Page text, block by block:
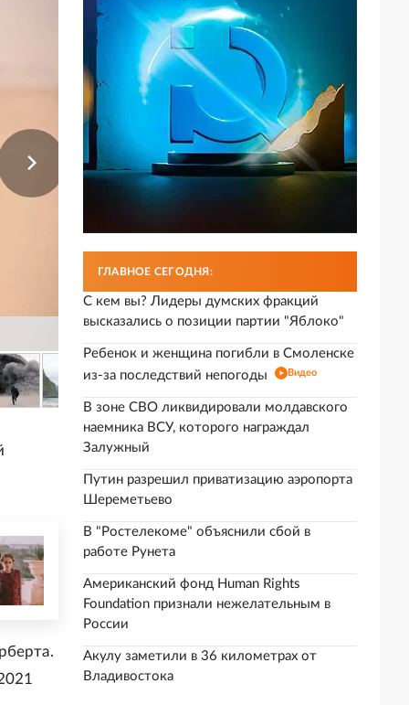
ГЛАВНОЕ СЕГОДНЯ:
С кем вы? Лидеры думских фракций
высказались о позиции партии "Яблоко"
Ребенок и женщина погибли в Смоленске
из-за последствий непогоды
Видео
В зоне СВО ликвидировали молдавского
наемника ВСУ, которого награждал
Залужный
Путин разрешил приватизацию аэропорта
Шереметьево
В "Ростелекоме" объяснили сбой в
работе Рунета
Американский фонд Human Rights
Foundation признали нежелательным в
России
Акулу заметили в 36 километрах от
Владивостока